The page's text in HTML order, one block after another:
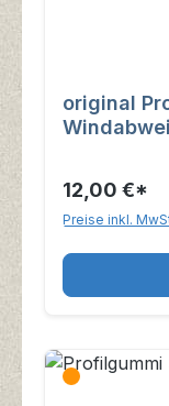
original
12,00 €*
Preise inkl.